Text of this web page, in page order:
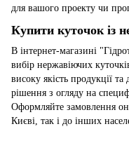
для вашого проекту чи
Купити куточок із
В інтернет-магазині
вибір нержавіючих
високу якість продукції
рішення з огляду на
Оформляйте замовлення
Києві, так і до інших